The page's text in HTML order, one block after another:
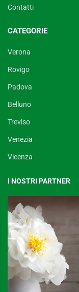
Contatti
CATEGORIE
Verona
Rovigo
Padova
Belluno
Treviso
Venezia
Vicenza
I NOSTRI PARTNER